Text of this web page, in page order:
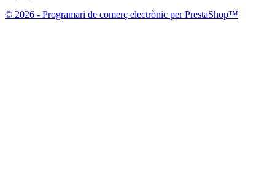
© 2026 - Programari de comerç electrònic per PrestaShop™